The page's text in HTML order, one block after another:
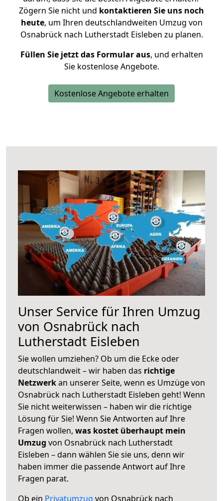
Zögern Sie nicht und kontaktieren Sie uns noch
heute, um Ihren deutschlandweiten Umzug von
Osnabrück nach Lutherstadt Eisleben zu planen.
Füllen Sie jetzt das Formular aus, und erhalten
Sie kostenlose Angebote.
Kostenlose Angebote erhalten
Unser Service für Ihren Umzug
von Osnabrück nach
Lutherstadt Eisleben
Sie wollen umziehen? Ob um die Ecke oder
deutschlandweit – wir haben das richtige
Netzwerkan unserer Seite, wenn es Umzüge von
Osnabrück nach Lutherstadt Eisleben geht! Wenn
Sie nicht weiterwissen – haben wir die richtige
Lösung für Sie! Wenn Sie Antworten auf Ihre
Fragen wollen, was kostet überhaupt mein
Umzug von Osnabrück nach Lutherstadt
Eisleben – dann wählen Sie sie uns, denn wir
haben immer die passende Antwort auf Ihre
Fragen parat.
Ob ein Privatumzug von Osnabrück nach